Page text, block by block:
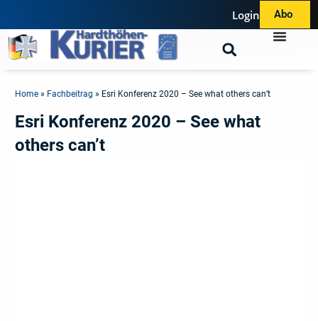
Login Abo
Home » Fachbeitrag » Esri Konferenz 2020 – See what others can’t
Esri Konferenz 2020 – See what
others can’t